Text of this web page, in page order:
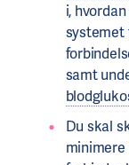
i,
systemet
samt
Du skal